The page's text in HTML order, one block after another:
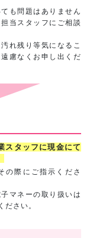
も問題はありません
当スタッフにご相談
れ残り等気になるこ
慮なくお申し出くだ
スタッフに現金にて
の際にご指示くださ
マネーの取り扱いは
ださい。